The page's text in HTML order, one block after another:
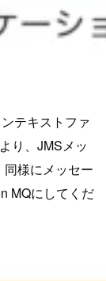
テキストファ
り、JMSメッ
様にメッセー
MQにしてくだ